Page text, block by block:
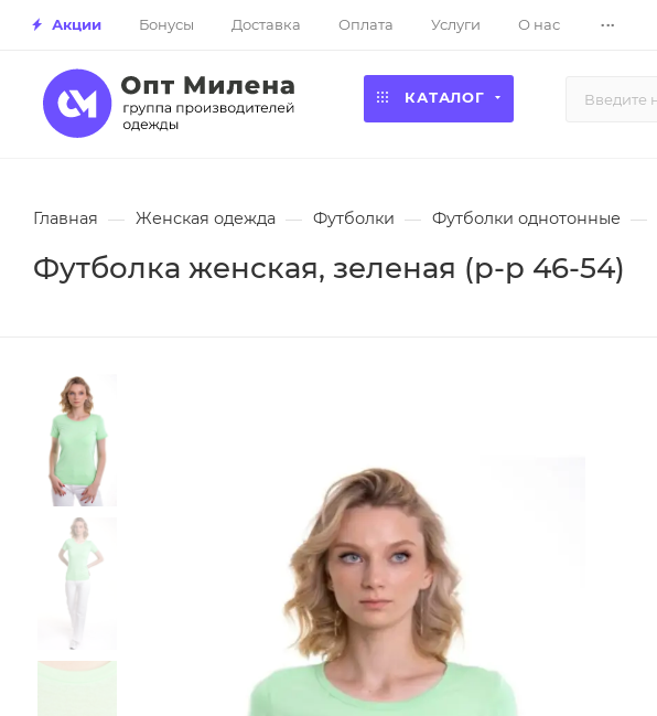
Акции Бонусы Доставка Оплата Услуги О нас ...
КАТАЛОГ
Главная — Женская одежда — Футболки — Футболки однотонные —
Футболка женская, зеленая (р-р 46-54)